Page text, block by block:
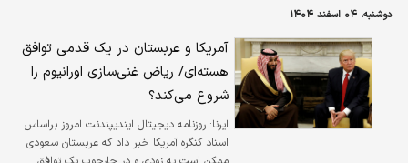
دوشنبه، ۰۴ اسفند ۱۴۰۴
آمریکا و عربستان در یک قدمی توافق
هسته‌ای/ ریاض غنی‌سازی اورانیوم را
شروع می‌کند؟
ایرنا: روزنامه دیجیتال ایندیپندنت امروز براساس
اسناد کنگره آمریکا خبر داد که عربستان سعودی